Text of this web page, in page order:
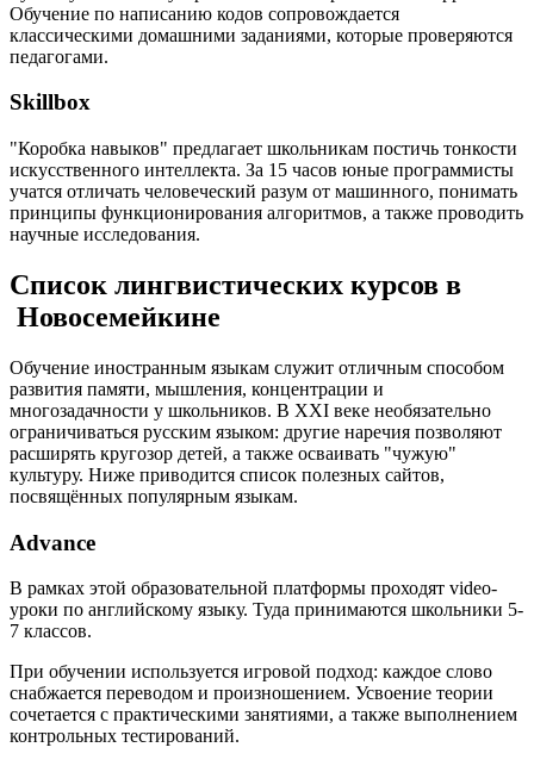
Обучение по написанию кодов сопровождается
классическими домашними заданиями, которые проверяются
педагогами.
Skillbox
"Коробка навыков" предлагает школьникам постичь тонкости
искусственного интеллекта. За 15 часов юные программисты
учатся отличать человеческий разум от машинного, понимать
принципы функционирования алгоритмов, а также проводить
научные исследования.
Список лингвистических курсов в
Новосемейкине
Обучение иностранным языкам служит отличным способом
развития памяти, мышления, концентрации и
многозадачности у школьников. В XXI веке необязательно
ограничиваться русским языком: другие наречия позволяют
расширять кругозор детей, а также осваивать "чужую"
культуру. Ниже приводится список полезных сайтов,
посвящённых популярным языкам.
Advance
В рамках этой образовательной платформы проходят video-
уроки по английскому языку. Туда принимаются школьники 5-
7 классов.
При обучении используется игровой подход: каждое слово
снабжается переводом и произношением. Усвоение теории
сочетается с практическими занятиями, а также выполнением
контрольных тестирований.